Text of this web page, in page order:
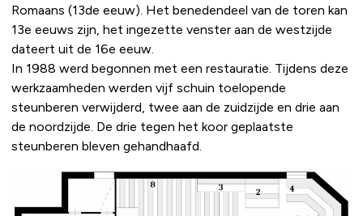
Romaans (13de eeuw). Het benedendeel van de toren kan
13e eeuws zijn, het ingezette venster aan de westzijde
dateert uit de 16e eeuw.
In 1988 werd begonnen met een restauratie. Tijdens deze
werkzaamheden werden vijf schuin toelopende
steunberen verwijderd, twee aan de zuidzijde en drie aan
de noordzijde. De drie tegen het koor geplaatste
steunberen bleven gehandhaafd.